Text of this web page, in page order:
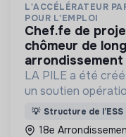
L'ACCÉLÉRATEUR
POUR L'EMPLOI
chef.fe de projet « territoires zéro
chômeur de
arrondissement
LA PILE a été
un soutien
l’expérimentation
Longue Durée" à
💡 Structure de l’ESS
18e